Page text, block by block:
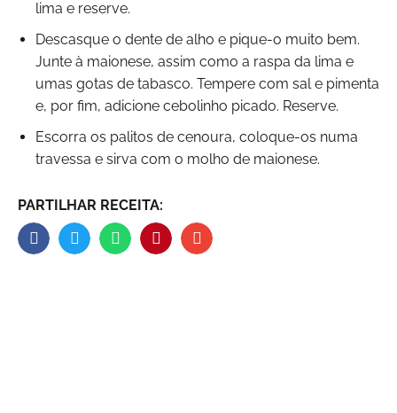
lima e reserve.
Descasque o dente de alho e pique-o muito bem.
Junte à maionese, assim como a raspa da lima e
umas gotas de tabasco. Tempere com sal e pimenta
e, por fim, adicione cebolinho picado. Reserve.
Escorra os palitos de cenoura, coloque-os numa
travessa e sirva com o molho de maionese.
PARTILHAR RECEITA: